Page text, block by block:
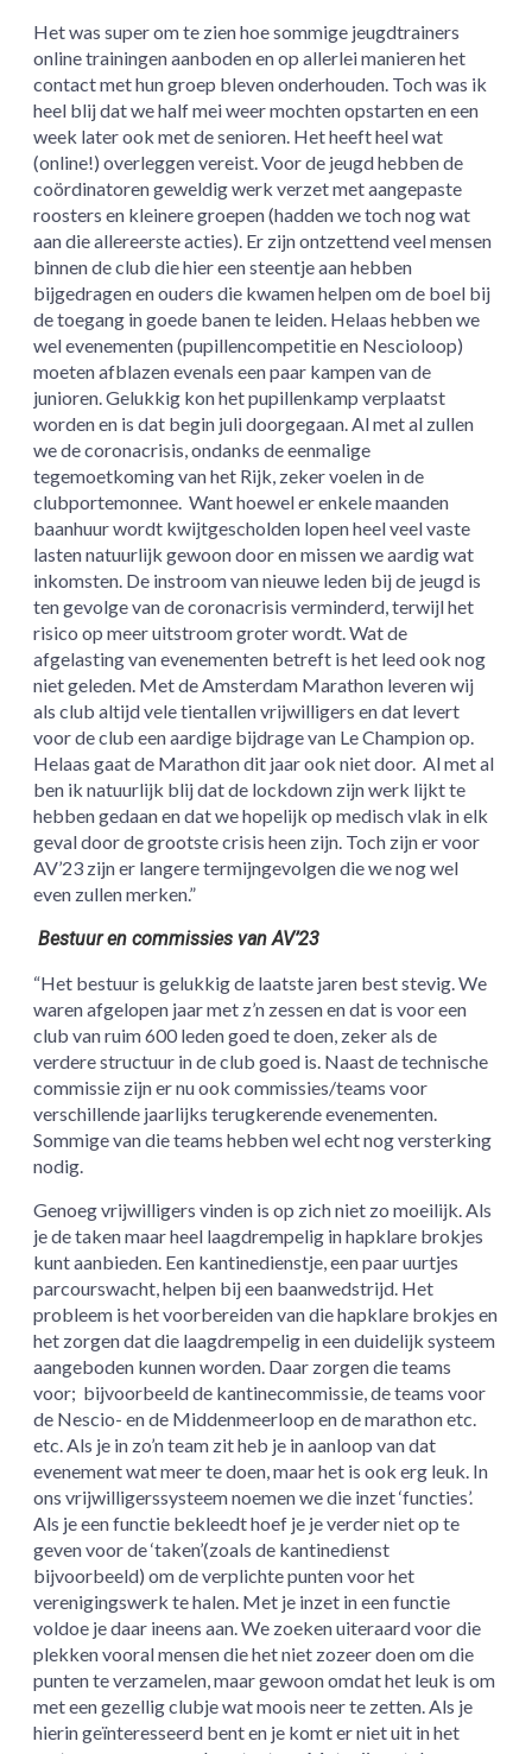
Het was super om te zien hoe sommige jeugdtrainers
online trainingen aanboden en op allerlei manieren het
contact met hun groep bleven onderhouden. Toch was ik
heel blij dat we half mei weer mochten opstarten en een
week later ook met de senioren. Het heeft heel wat
(online!) overleggen vereist. Voor de jeugd hebben de
coördinatoren geweldig werk verzet met aangepaste
roosters en kleinere groepen (hadden we toch nog wat
aan die allereerste acties). Er zijn ontzettend veel mensen
binnen de club die hier een steentje aan hebben
bijgedragen en ouders die kwamen helpen om de boel bij
de toegang in goede banen te leiden. Helaas hebben we
wel evenementen (pupillencompetitie en Nescioloop)
moeten afblazen evenals een paar kampen van de
junioren. Gelukkig kon het pupillenkamp verplaatst
worden en is dat begin juli doorgegaan. Al met al zullen
we de coronacrisis, ondanks de eenmalige
tegemoetkoming van het Rijk, zeker voelen in de
clubportemonnee. Want hoewel er enkele maanden
baanhuur wordt kwijtgescholden lopen heel veel vaste
lasten natuurlijk gewoon door en missen we aardig wat
inkomsten. De instroom van nieuwe leden bij de jeugd is
ten gevolge van de coronacrisis verminderd, terwijl het
risico op meer uitstroom groter wordt. Wat de
afgelasting van evenementen betreft is het leed ook nog
niet geleden. Met de Amsterdam Marathon leveren wij
als club altijd vele tientallen vrijwilligers en dat levert
voor de club een aardige bijdrage van Le Champion op.
Helaas gaat de Marathon dit jaar ook niet door. Al met al
ben ik natuurlijk blij dat de lockdown zijn werk lijkt te
hebben gedaan en dat we hopelijk op medisch vlak in elk
geval door de grootste crisis heen zijn. Toch zijn er voor
AV’23 zijn er langere termijngevolgen die we nog wel
even zullen merken.”
Bestuur en commissies van AV’23
“Het bestuur is gelukkig de laatste jaren best stevig. We
waren afgelopen jaar met z’n zessen en dat is voor een
club van ruim 600 leden goed te doen, zeker als de
verdere structuur in de club goed is. Naast de technische
commissie zijn er nu ook commissies/teams voor
verschillende jaarlijks terugkerende evenementen.
Sommige van die teams hebben wel echt nog versterking
nodig.
Genoeg vrijwilligers vinden is op zich niet zo moeilijk. Als
je de taken maar heel laagdrempelig in hapklare brokjes
kunt aanbieden. Een kantinedienstje, een paar uurtjes
parcourswacht, helpen bij een baanwedstrijd. Het
probleem is het voorbereiden van die hapklare brokjes en
het zorgen dat die laagdrempelig in een duidelijk systeem
aangeboden kunnen worden. Daar zorgen die teams
voor; bijvoorbeeld de kantinecommissie, de teams voor
de Nescio- en de Middenmeerloop en de marathon etc.
etc. Als je in zo’n team zit heb je in aanloop van dat
evenement wat meer te doen, maar het is ook erg leuk. In
ons vrijwilligerssysteem noemen we die inzet ‘functies’.
Als je een functie bekleedt hoef je je verder niet op te
geven voor de ‘taken’(zoals de kantinedienst
bijvoorbeeld) om de verplichte punten voor het
verenigingswerk te halen. Met je inzet in een functie
voldoe je daar ineens aan. We zoeken uiteraard voor die
plekken vooral mensen die het niet zozeer doen om die
punten te verzamelen, maar gewoon omdat het leuk is om
met een gezellig clubje wat moois neer te zetten. Als je
hierin geïnteresseerd bent en je komt er niet uit in het